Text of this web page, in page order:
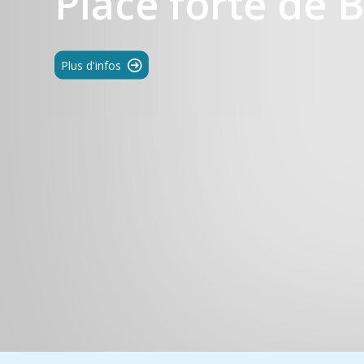
Plus d'infos